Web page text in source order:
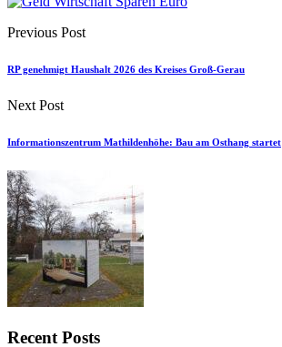
Previous Post
RP genehmigt Haushalt 2026 des Kreises Groß-Gerau
Next Post
Informationszentrum Mathildenhöhe: Bau am Osthang startet
Recent Posts